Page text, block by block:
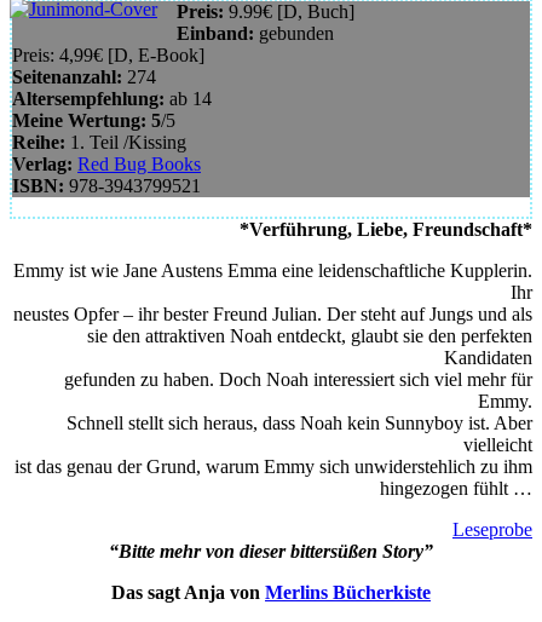
Preis: 9.99€ [D, Buch]
Einband: gebunden
Preis: 4,99€ [D, E-Book]
Seitenanzahl: 274
Altersempfehlung: ab 14
Meine Wertung: 5/5
Reihe: 1. Teil /Kissing
Verlag: Red Bug Books
ISBN: 978-3943799521
*Verführung, Liebe, Freundschaft*
Emmy ist wie Jane Austens Emma eine leidenschaftliche Kupplerin.
Ihr
neustes Opfer – ihr bester Freund Julian. Der steht auf Jungs und als
sie den attraktiven Noah entdeckt, glaubt sie den perfekten
Kandidaten
gefunden zu haben. Doch Noah interessiert sich viel mehr für
Emmy.
Schnell stellt sich heraus, dass Noah kein Sunnyboy ist. Aber
vielleicht
ist das genau der Grund, warum Emmy sich unwiderstehlich zu ihm
hingezogen fühlt …
Leseprobe
“Bitte mehr von dieser bittersüßen Story”
Das sagt Anja von Merlins Bücherkiste